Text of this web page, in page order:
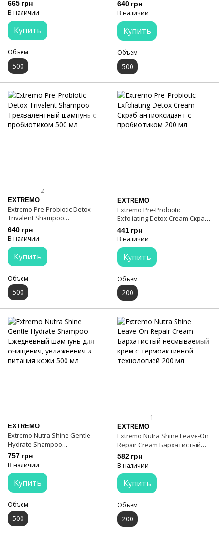
665 грн
В наличии
Купить
Объем
500
640 грн
В наличии
Купить
Объем
500
2
EXTREMO
Extremo Pre-Probiotic Detox
Trivalent Shampoo
Трехвалентный шампунь с
пробиотиком 500 мл
640 грн
В наличии
Купить
Объем
500
EXTREMO
Extremo Pre-Probiotic
Exfoliating Detox Cream Скраб
антиоксидант с пробиотиком
200 мл
441 грн
В наличии
Купить
Объем
200
EXTREMO
Extremo Nutra Shine Gentle
Hydrate Shampoo
Ежедневный шампунь для
очищения, увлажнения и
757 грн
В наличии
Купить
Объем
500
1
EXTREMO
Extremo Nutra Shine Leave-On
Repair Cream Бархатистый
несмываемый крем с
термоактивной технологией
582 грн
В наличии
Купить
Объем
200